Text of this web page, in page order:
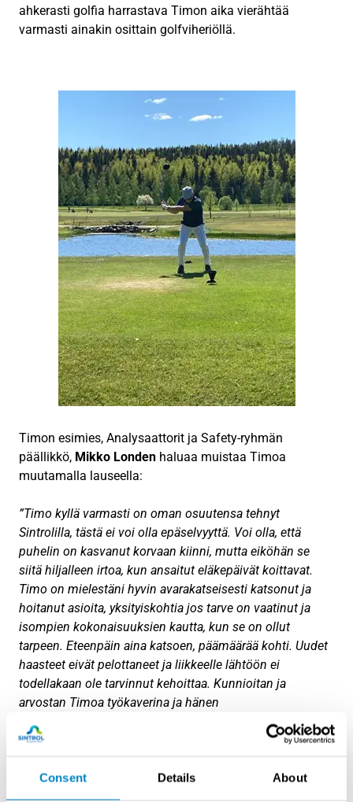
Consent Details About
ahkerasti golfia harrastava Timon aika vierähtää
varmasti ainakin osittain golfviheriöllä.
Timon esimies, Analysaattorit ja Safety-ryhmän
päällikkö, Mikko Londen haluaa muistaa Timoa
muutamalla lauseella:
”Timo kyllä varmasti on oman osuutensa tehnyt
Sintrolilla, tästä ei voi olla epäselvyyttä. Voi olla, että
puhelin on kasvanut korvaan kiinni, mutta eiköhän se
siitä hiljalleen irtoa, kun ansaitut eläkepäivät koittavat.
Timo on mielestäni hyvin avarakatseisesti katsonut ja
hoitanut asioita, yksityiskohtia jos tarve on vaatinut ja
isompien kokonaisuuksien kautta, kun se on ollut
tarpeen. Eteenpäin aina katsoen, päämäärää kohti. Uudet
haasteet eivät pelottaneet ja liikkeelle lähtöön ei
todellakaan ole tarvinnut kehoittaa. Kunnioitan ja
arvostan Timoa työkaverina ja hänen
aikaansaannoksiansa, jotka jatkoivat kasvamistaan aina
tähän eläkkeelle jäämisen kynnykselle saakka. Sain olla
vuotta hyvinkin tiiviissä yhteistyössä. Parhaamme
mukaan jatkamme muutama vuosi sitten tehdyllä